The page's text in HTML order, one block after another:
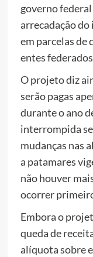
governo
arrecadação
em parcelas de
entes
O projeto diz
serão pagas
durante o ano
interrompida
mudanças nas
a patamares
não houver
ocorrer
Embora o
queda de
alíquota sobre